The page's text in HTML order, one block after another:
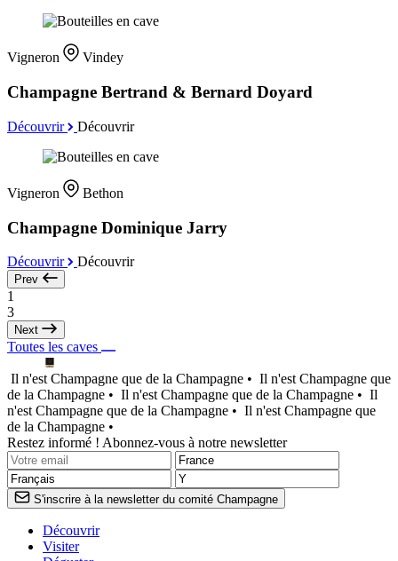
Vigneron Vindey
Champagne Bertrand & Bernard Doyard
Découvrir Découvrir
Vigneron Bethon
Champagne Dominique Jarry
Découvrir Découvrir
Prev
1
3
Next
Toutes les caves
Il n'est Champagne que de la Champagne • Il n'est Champagne que
de la Champagne • Il n'est Champagne que de la Champagne • Il
n'est Champagne que de la Champagne • Il n'est Champagne que
de la Champagne •
Restez informé ! Abonnez-vous à notre newsletter
S'inscrire à la newsletter du comité Champagne
Découvrir
Visiter